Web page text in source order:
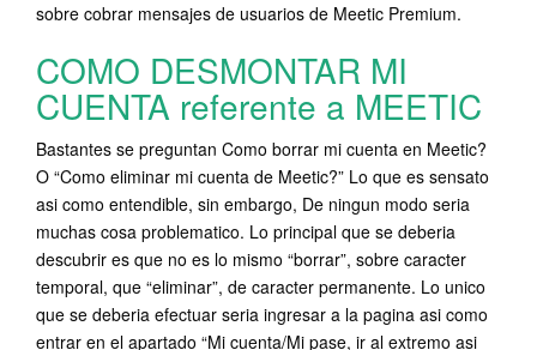
sobre cobrar mensajes de usuarios de Meetic Premium.
COMO DESMONTAR MI
CUENTA referente a MEETIC
Bastantes se preguntan Como borrar mi cuenta en Meetic?
O “Como eliminar mi cuenta de Meetic?” Lo que es sensato
asi como entendible, sin embargo, De ningun modo seria
muchas cosa problematico. Lo principal que se deberia
descubrir es que no es lo mismo “borrar”, sobre caracter
temporal, que “eliminar”, de caracter permanente. Lo unico
que se deberia efectuar seri­a ingresar a la pagina asi como
entrar en el apartado “Mi cuenta/Mi pase, ir al extremo asi